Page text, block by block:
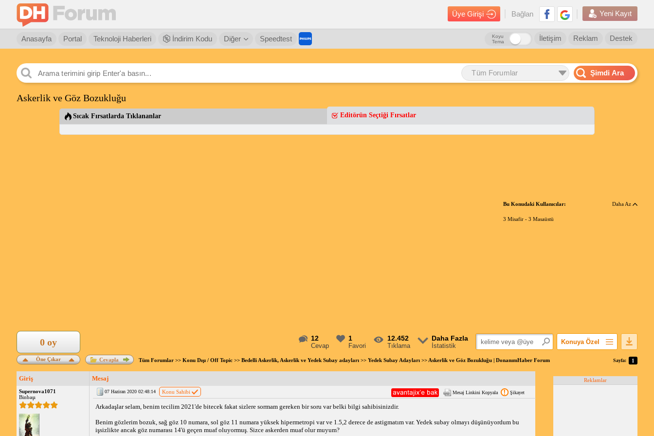
Üye Girişi Bağlan Yeni Kayıt
Anasayfa Portal Teknoloji Haberleri İndirim Kodu Diğer Speedtest Destek
Reklam
İletişim
Koyu
Tema
Tüm Forumlar Şimdi Ara
Askerlik ve Göz Bozukluğu
Sıcak Fırsatlarda Tıklananlar Editörün Seçtiği Fırsatlar
Bu Konudaki Kullanıcılar: Daha Az
3 Misafir - 3 Masaüstü
12
Cevap
1
Favori
12.452
Tıklama
Daha Fazla
İstatistik
Konuya Özel
Popüler Mesajlar
Öne Çıkar
0 oy
Cevapla Tüm Forumlar>> Konu Dışı / Off Topic>> Bedelli Askerlik, Askerlik ve Yedek Subay adayları>> Yedek Subay Adayları>> Askerlik ve Göz Bozukluğu | DonanımHaber Forum Sayfa: 1
Giriş Mesaj
Supernova1071
Binbaşı
07 Haziran 2020 02:48:14 Konu Sahibi Mesaj Linkini Kopyala Şikayet
Arkadaşlar selam, benim tecilim 2021'de bitecek fakat sizlere sormam gereken bir soru var belki bilgi sahibisinizdir.
Benim gözlerim bozuk, sağ göz 10 numara, sol göz 11 numara yüksek hipermetropi var ve 1.5,2 derece de astigmatım var. Yedek subay olmayı düşünüyordum bu
işsizlikte ancak göz numarası 14'ü geçen muaf oluyormuş. Sizce askerden muaf olur muyum?
Reklamlar